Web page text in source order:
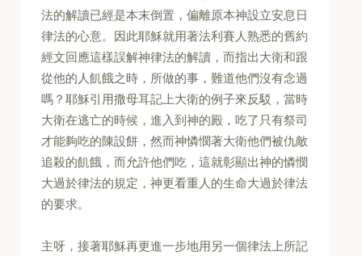
法的解讀已經是本末倒置，偏離原本神設立安息日
律法的心意。因此耶穌就用著法利賽人熟悉的舊約
經文回應這樣誤解神律法的解讀，而指出大衛和跟
從他的人飢餓之時，所做的事，難道他們沒有念過
嗎？耶穌引用撒母耳記上大衛的例子來反駁，當時
大衛在逃亡的時候，進入到神的殿，吃了只有祭司
才能夠吃的陳設餅，然而神憐憫著大衛他們被仇敵
追殺的飢餓，而允許他們吃，這就彰顯出神的憐憫
大過於律法的規定，神更看重人的生命大過於律法
的要求。
主呀，接著耶穌再更進一步地用另一個律法上所記